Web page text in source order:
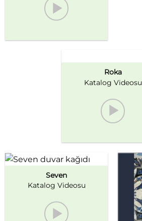
Roka
Katalog Videosu
Seven
Katalog Videosu